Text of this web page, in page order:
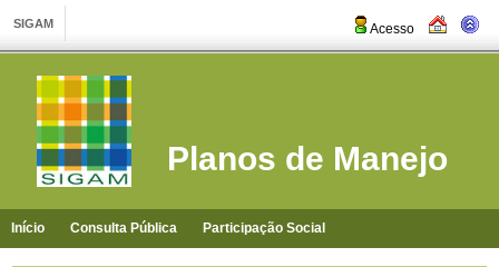
Acesso
Planos de Manejo
Início Consulta Pública Participação Social